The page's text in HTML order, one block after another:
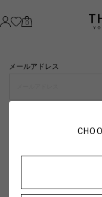
0
メールアドレス